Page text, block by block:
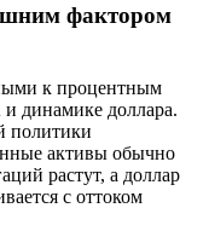
фактором
к процентным
динамике доллара.
политики
активы обычно
растут, а доллар
с оттоком